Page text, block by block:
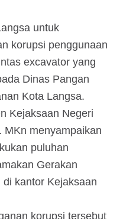
untuk
korupsi penggunaan
excavator yang
Dinas Pangan
Kota Langsa.
Kejaksaan Negeri
MKn menyampaikan
puluhan
Gerakan
kantor Kejaksaan
korupsi tersebut